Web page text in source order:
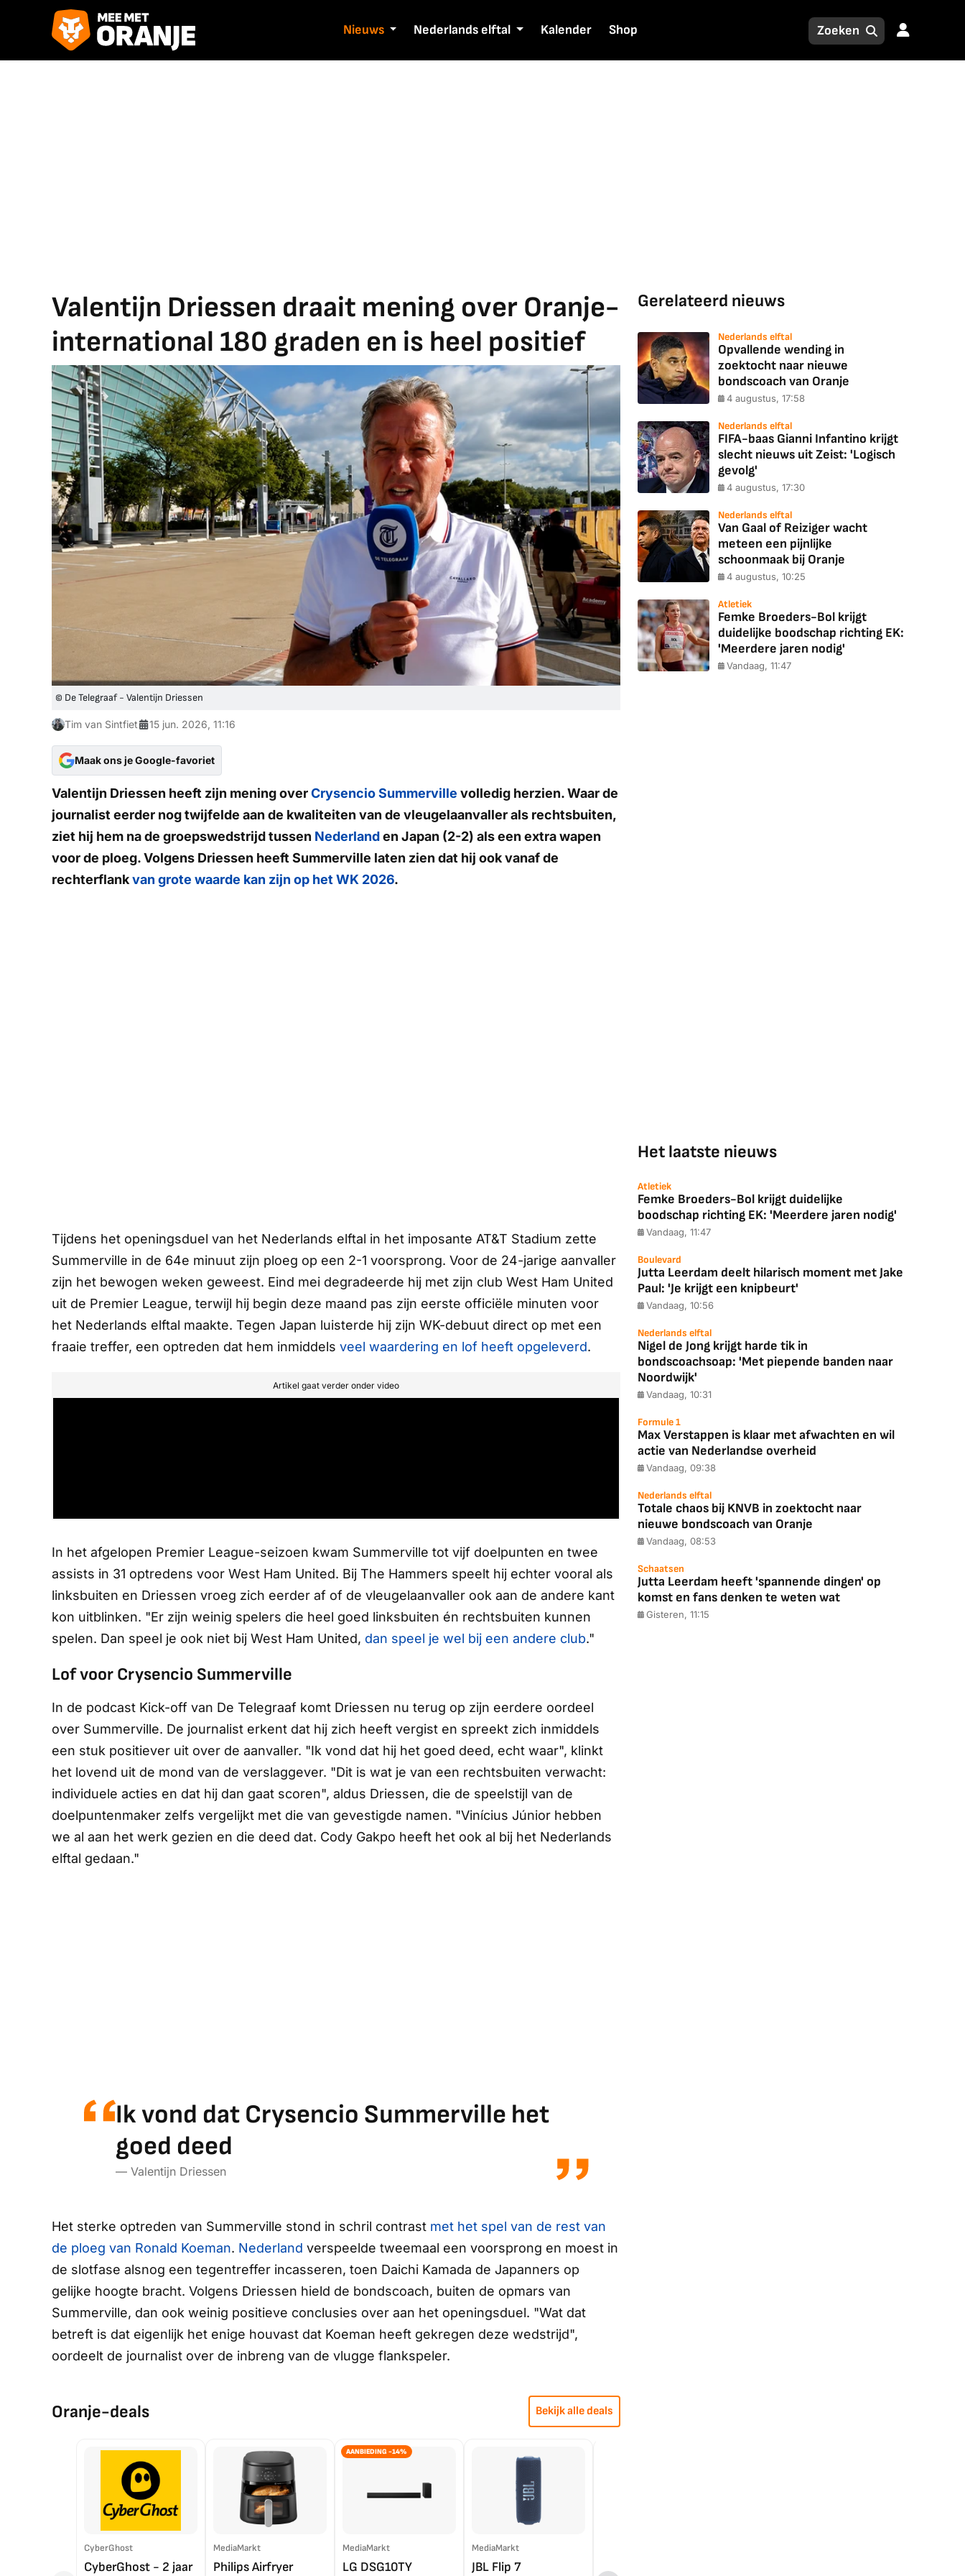
Nieuws Nederlands elftal Kalender Shop
Valentijn Driessen draait mening over Oranje-
international 180 graden en is heel positief
© De Telegraaf - Valentijn Driessen
Tim van Sintfiet 15 jun. 2026, 11:16
Maak ons je Google-favoriet
Valentijn Driessen heeft zijn mening overCrysencio Summerville volledig herzien. Waar de
journalist eerder nog twijfelde aan de kwaliteiten van de vleugelaanvaller als rechtsbuiten,
ziet hij hem na de groepswedstrijd tussen Nederlanden Japan (2-2) als een extra wapen
voor de ploeg. Volgens Driessen heeft Summerville laten zien dat hij ook vanaf de
rechterflankvan grote waarde kan zijn op het WK 2026.
Tijdens het openingsduel van het Nederlands elftal in het imposante AT&T Stadium zette
Summerville in de 64e minuut zijn ploeg op een 2-1 voorsprong. Voor de 24-jarige aanvaller
zijn het bewogen weken geweest. Eind mei degradeerde hij met zijn club West Ham United
uit de Premier League, terwijl hij begin deze maand pas zijn eerste officiële minuten voor
het Nederlands elftal maakte. Tegen Japan luisterde hij zijn WK-debuut direct op met een
fraaie treffer, een optreden dat hem inmiddels veel waardering en lof heeft opgeleverd.
Artikel gaat verder onder video
In het afgelopen Premier League-seizoen kwam Summerville tot vijf doelpunten en twee
assists in 31 optredens voor West Ham United. Bij The Hammers speelt hij echter vooral als
linksbuiten en Driessen vroeg zich eerder af of de vleugelaanvaller ook aan de andere kant
kon uitblinken. "Er zijn weinig spelers die heel goed linksbuiten én rechtsbuiten kunnen
spelen. Dan speel je ook niet bij West Ham United, dan speel je wel bij een andere club."
Lof voor Crysencio Summerville
In de podcast Kick-off van De Telegraaf komt Driessen nu terug op zijn eerdere oordeel
over Summerville. De journalist erkent dat hij zich heeft vergist en spreekt zich inmiddels
een stuk positiever uit over de aanvaller. "Ik vond dat hij het goed deed, echt waar", klinkt
het lovend uit de mond van de verslaggever. "Dit is wat je van een rechtsbuiten verwacht:
individuele acties en dat hij dan gaat scoren", aldus Driessen, die de speelstijl van de
doelpuntenmaker zelfs vergelijkt met die van gevestigde namen. "Vinícius Júnior hebben
we al aan het werk gezien en die deed dat. Cody Gakpo heeft het ook al bij het Nederlands
elftal gedaan."
Ik vond dat Crysencio Summerville het
goed deed
— Valentijn Driessen
Het sterke optreden van Summerville stond in schril contrast met het spel van de rest van
de ploeg van Ronald Koeman. Nederland verspeelde tweemaal een voorsprong en moest in
de slotfase alsnog een tegentreffer incasseren, toen Daichi Kamada de Japanners op
gelijke hoogte bracht. Volgens Driessen hield de bondscoach, buiten de opmars van
Summerville, dan ook weinig positieve conclusies over aan het openingsduel. "Wat dat
betreft is dat eigenlijk het enige houvast dat Koeman heeft gekregen deze wedstrijd",
oordeelt de journalist over de inbreng van de vlugge flankspeler.
Oranje-deals Bekijk alle deals
CyberGhost
CyberGhost - 2 jaar
MediaMarkt
Philips Airfryer
AANBIEDING -14%
MediaMarkt
LG DSG10TY
MediaMarkt
JBL Flip 7 LG OLED55C56LB
Gerelateerd nieuws
Nederlands elftal
Opvallende wending in
zoektocht naar nieuwe
bondscoach van Oranje
4 augustus, 17:58
Nederlands elftal
FIFA-baas Gianni Infantino krijgt
slecht nieuws uit Zeist: 'Logisch
gevolg'
4 augustus, 17:30
Nederlands elftal
Van Gaal of Reiziger wacht
meteen een pijnlijke
schoonmaak bij Oranje
4 augustus, 10:25
Atletiek
Femke Broeders-Bol krijgt
duidelijke boodschap richting EK:
'Meerdere jaren nodig'
Vandaag, 11:47
Het laatste nieuws
Atletiek
Femke Broeders-Bol krijgt duidelijke
boodschap richting EK: 'Meerdere jaren nodig'
Vandaag, 11:47
Boulevard
Jutta Leerdam deelt hilarisch moment met Jake
Paul: 'Je krijgt een knipbeurt'
Vandaag, 10:56
Nederlands elftal
Nigel de Jong krijgt harde tik in
bondscoachsoap: 'Met piepende banden naar
Noordwijk'
Vandaag, 10:31
Formule 1
Max Verstappen is klaar met afwachten en wil
actie van Nederlandse overheid
Vandaag, 09:38
Nederlands elftal
Totale chaos bij KNVB in zoektocht naar
nieuwe bondscoach van Oranje
Vandaag, 08:53
Schaatsen
Jutta Leerdam heeft 'spannende dingen' op
komst en fans denken te weten wat
Gisteren, 11:15